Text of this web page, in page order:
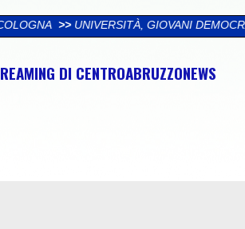
GIOVANI DEMOCRATICI E PD: “NESSUN
DI CENTROABRUZZONEWS